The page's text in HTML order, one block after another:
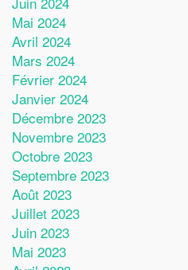
Mai 2024
Avril 2024
Mars 2024
Février 2024
Janvier 2024
Décembre 2023
Novembre 2023
Octobre 2023
Septembre 2023
Août 2023
Juillet 2023
Juin 2023
Mai 2023